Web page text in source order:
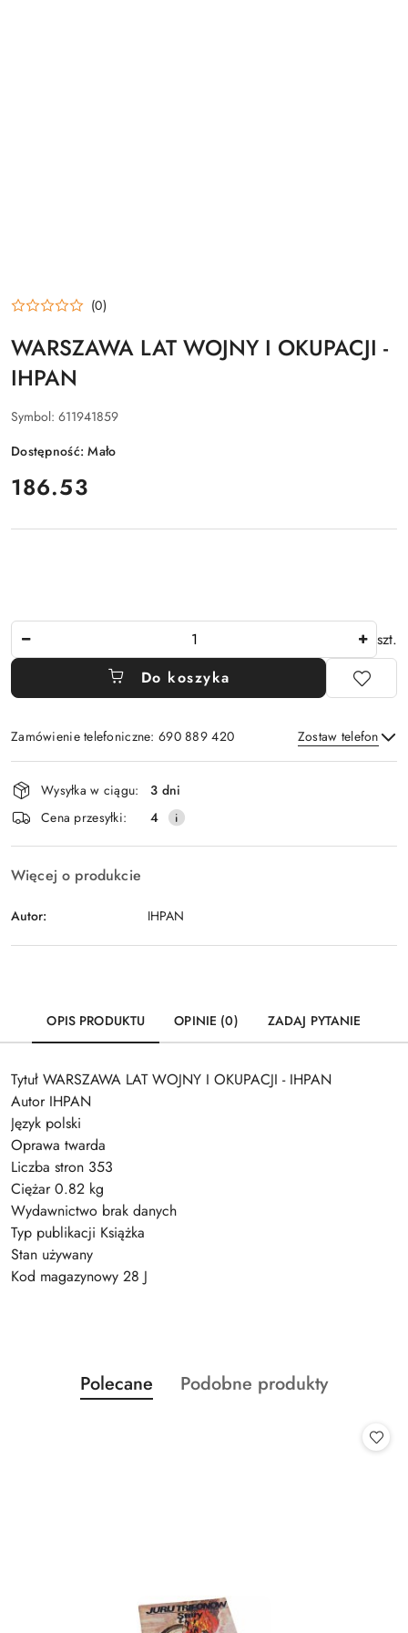
(0)
WARSZAWA LAT WOJNY I OKUPACJI -
IHPAN
Symbol: 611941859
Dostępność:Mało
cena:
186.53
szt.
Do koszyka
Zamówienie telefoniczne: 690 889 420 Zostaw telefon
Wyślij
Dostępność
i
dostawa
Wysyłka w ciągu:
3 dni
Cena przesyłki:
4
Więcej o produkcie
Autor: IHPAN
OPIS PRODUKTU OPINIE (0) ZADAJ PYTANIE
Tytuł WARSZAWA LAT WOJNY I OKUPACJI - IHPAN
Autor IHPAN
Język polski
Oprawa twarda
Liczba stron 353
Ciężar 0.82 kg
Wydawnictwo brak danych
Typ publikacji Książka
Stan używany
Kod magazynowy 28 J
Pomiń karuzelę produktów
Produkty
o
Polecane
Produkty
Podobne produkty